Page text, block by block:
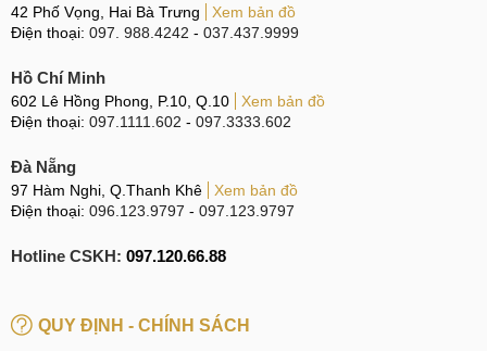
42 Phố Vọng, Hai Bà Trưng
Xem bản đồ
Điện thoại: 097. 988.4242 - 037.437.9999
Hồ Chí Minh
602 Lê Hồng Phong, P.10, Q.10
Xem bản đồ
Điện thoại: 097.1111.602 - 097.3333.602
Đà Nẵng
97 Hàm Nghi, Q.Thanh Khê
Xem bản đồ
Điện thoại: 096.123.9797 - 097.123.9797
Hotline CSKH: 097.120.66.88
QUY ĐỊNH - CHÍNH SÁCH